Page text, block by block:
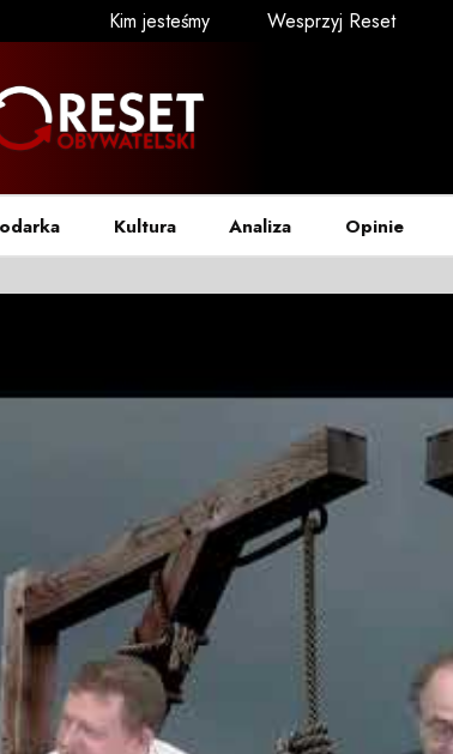
Kim jesteśmy Wesprzyj Reset
Kultura Analiza Opinie